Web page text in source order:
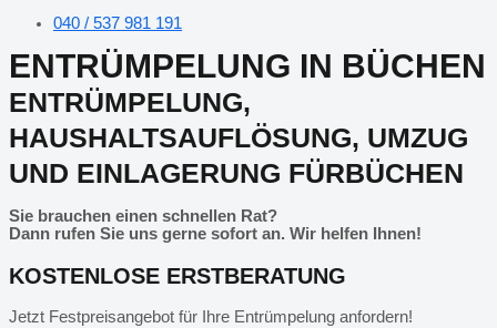
040 / 537 981 191
ENTRÜMPELUNG IN BÜCHEN
ENTRÜMPELUNG,
HAUSHALTSAUFLÖSUNG, UMZUG
UND EINLAGERUNG FÜRBÜCHEN
Sie brauchen einen schnellen Rat?
Dann rufen Sie uns gerne sofort an. Wir helfen Ihnen!
KOSTENLOSE ERSTBERATUNG
Jetzt Festpreisangebot für Ihre Entrümpelung anfordern!